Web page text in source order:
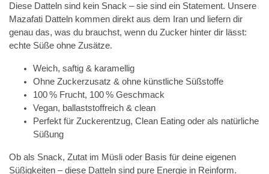
Diese Datteln sind kein Snack – sie sind ein Statement. Unsere
Mazafati Datteln kommen direkt aus dem Iran und liefern dir
genau das, was du brauchst, wenn du Zucker hinter dir lässt:
echte Süße ohne Zusätze.
Weich, saftig & karamellig
Ohne Zuckerzusatz & ohne künstliche Süßstoffe
100 % Frucht, 100 % Geschmack
Vegan, ballaststoffreich & clean
Perfekt für Zuckerentzug, Clean Eating oder als natürliche
Süßung
Ob als Snack, Zutat im Müsli oder Basis für deine eigenen
Süßigkeiten – diese Datteln sind pure Energie in Reinform.